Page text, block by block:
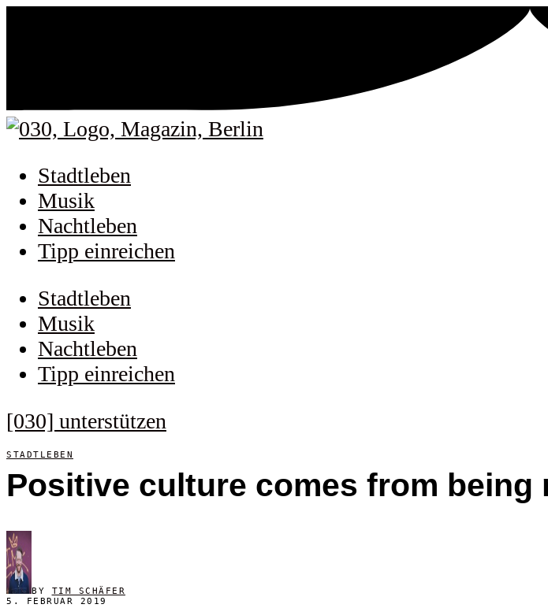
Stadtleben
Musik
Nachtleben
Tipp einreichen
Stadtleben
Musik
Nachtleben
Tipp einreichen
[030] unterstützen
STADTLEBEN
Positive culture comes from being
BY TIM SCHÄFER
5. FEBRUAR 2019